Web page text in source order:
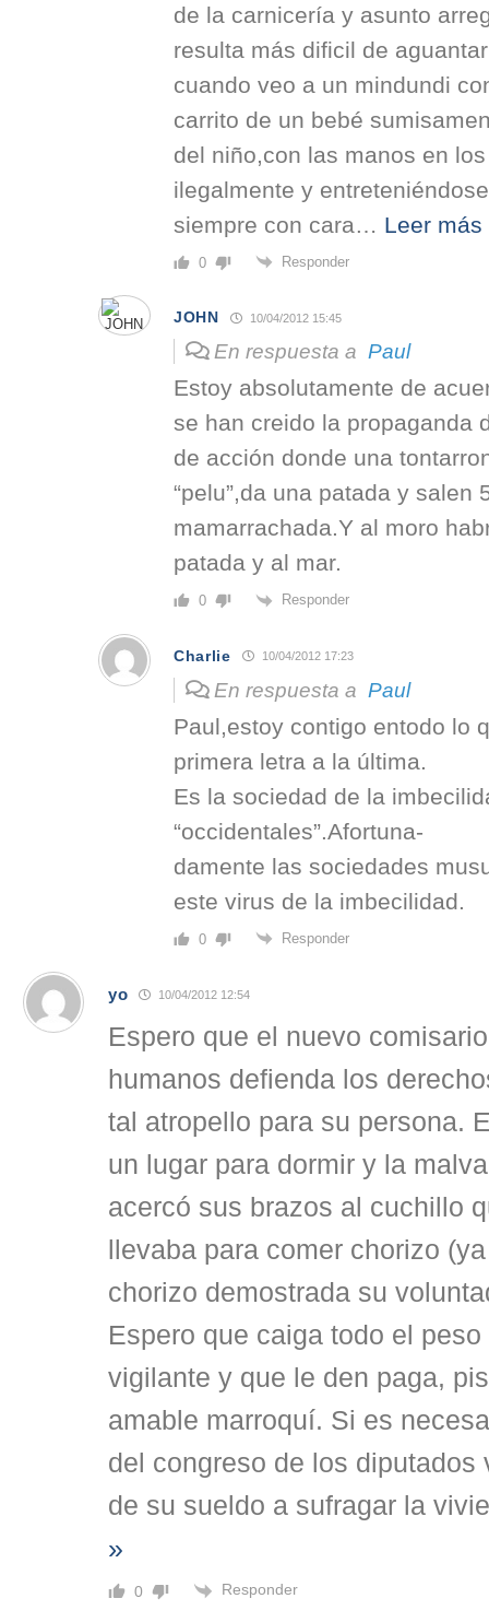
de la carnicería y asunto
resulta más dificil de
cuando veo a un mindundi
carrito de un bebé
del niño,con las manos en
ilegalmente y
siempre con cara… Leer más
0 Responder
JOHN 10/04/2012 15:45
En respuesta a Paul
Estoy absolutamente de
se han creido la propaganda
de acción donde una
“pelu”,da una patada y salen
mamarrachada.Y al moro
patada y al mar.
0 Responder
Charlie 10/04/2012 17:23
En respuesta a Paul
Paul,estoy contigo entodo lo
primera letra a la última.
Es la sociedad de la
“occidentales”.Afortuna-
damente las sociedades
este virus de la imbecilidad.
0 Responder
yo 10/04/2012 12:54
Espero que el nuevo
humanos defienda los
tal atropello para su persona.
un lugar para dormir y la
acercó sus brazos al cuchillo
llevaba para comer chorizo
chorizo demostrada su
Espero que caiga todo el
vigilante y que le den paga,
amable marroquí. Si es
del congreso de los diputados
de su sueldo a sufragar la
»
0 Responder